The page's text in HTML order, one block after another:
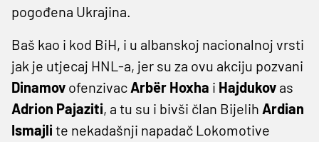
pogođena Ukrajina.
Baš kao i kod BiH, i u albanskoj nacionalnoj vrsti
jak je utjecaj HNL-a, jer su za ovu akciju pozvani
Dinamov ofenzivac Arbër Hoxha i Hajdukov as
Adrion Pajaziti, a tu su i bivši član Bijelih Ardian
Ismajli te nekadašnji napadač Lokomotive